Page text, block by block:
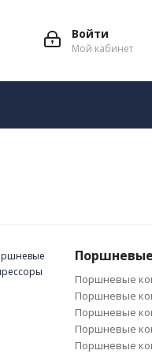
Войти
Мой кабинет
Поршневые
Поршневые
Поршневые
Поршневые
Поршневые